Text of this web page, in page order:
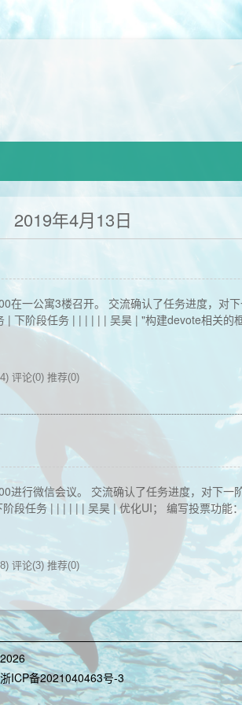
2019年4月13日
一公寓3楼召开。 交流确认了任务进度，对下
下阶段任务 | | | | | | 吴昊 | "构建devote相关的
评论(0) 推荐(0)
进行微信会议。 交流确认了任务进度，对下一
段任务 | | | | | | 吴昊 | 优化UI； 编写投票功能
评论(3) 推荐(0)
浙ICP备2021040463号-3